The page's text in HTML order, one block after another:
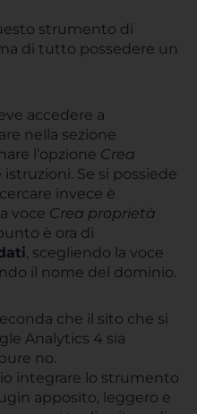
strumento di
di tutto possedere un
accedere a
nella sezione
l’opzione Crea
Se si possiede
invece è
voce Crea proprietà
è ora di
, scegliendo la voce
il nome del dominio.
che il sito che si
Analytics 4 sia
no.
integrare lo strumento
apposito, leggero e